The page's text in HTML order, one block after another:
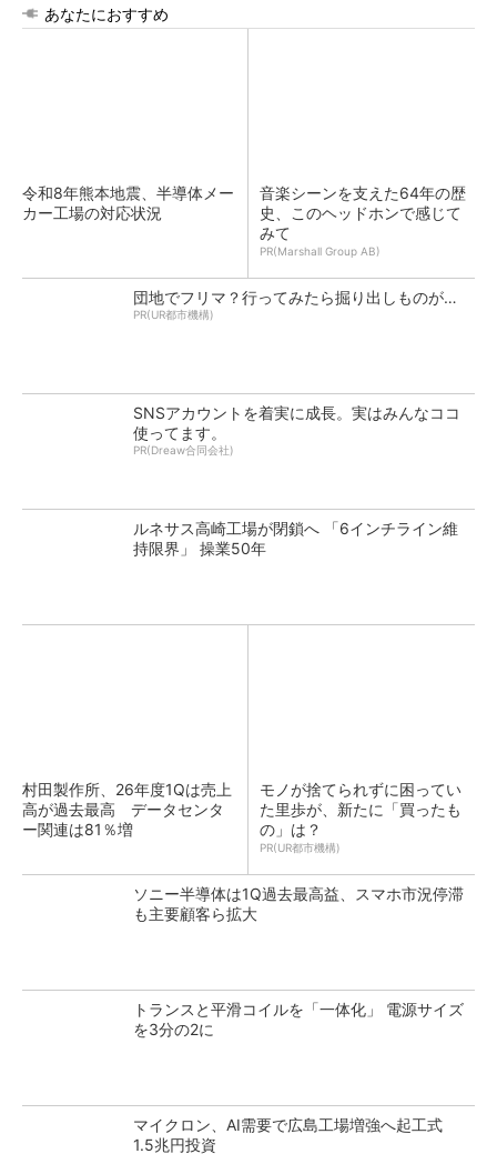
あなたにおすすめ
令和8年熊本地震、半導体メー
カー工場の対応状況
音楽シーンを支えた64年の歴
史、このヘッドホンで感じて
みて
PR(Marshall Group AB)
団地でフリマ？行ってみたら掘り出しものが…
PR(UR都市機構)
SNSアカウントを着実に成長。実はみんなココ
使ってます。
PR(Dreaw合同会社)
ルネサス高崎工場が閉鎖へ 「6インチライン維
持限界」 操業50年
村田製作所、26年度1Qは売上
高が過去最高 データセンタ
ー関連は81％増
モノが捨てられずに困ってい
た里歩が、新たに「買ったも
の」は？
PR(UR都市機構)
ソニー半導体は1Q過去最高益、スマホ市況停滞
も主要顧客ら拡大
トランスと平滑コイルを「一体化」 電源サイズ
を3分の2に
マイクロン、AI需要で広島工場増強へ起工式
1.5兆円投資